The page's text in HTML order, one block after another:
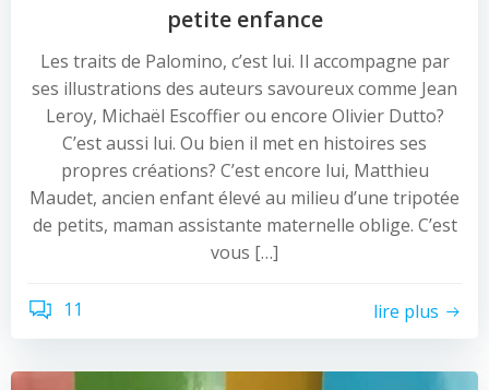
petite enfance
Les traits de Palomino, c’est lui. Il accompagne par
ses illustrations des auteurs savoureux comme Jean
Leroy, Michaël Escoffier ou encore Olivier Dutto?
C’est aussi lui. Ou bien il met en histoires ses
propres créations? C’est encore lui, Matthieu
Maudet, ancien enfant élevé au milieu d’une tripotée
de petits, maman assistante maternelle oblige. C’est
vous […]
11 lire plus